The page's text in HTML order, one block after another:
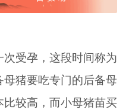
受孕，这段时间称为
猪要吃专门的后备母
较高，而小母猪苗买